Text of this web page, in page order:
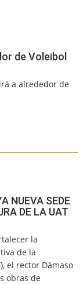
de Voleibol
a alrededor de
NUEVA SEDE
DE LA UAT
la
de la
el rector Dámaso
obras de